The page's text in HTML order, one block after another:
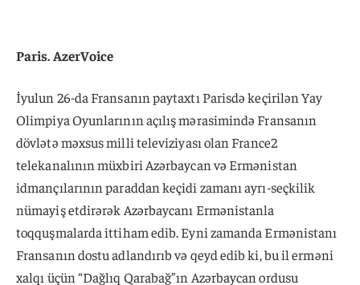
Paris. AzerVoice
İyulun 26-da Fransanın paytaxtı Parisdə keçirilən Yay
Olimpiya Oyunlarının açılış mərasimində Fransanın
dövlətə məxsus milli televiziyası olan France2
telekanalının müxbiri Azərbaycan və Ermənistan
idmançılarının paraddan keçidi zamanı ayrı-seçkilik
nümayiş etdirərək Azərbaycanı Ermənistanla
toqquşmalarda ittiham edib. Eyni zamanda Ermənistanı
Fransanın dostu adlandırıb və qeyd edib ki, bu il erməni
xalqı üçün “Dağlıq Qarabağ”ın Azərbaycan ordusu